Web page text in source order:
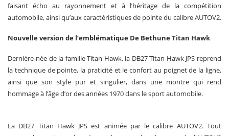
faisant écho au rayonnement et à l’héritage de la compétition
automobile, ainsi qu’aux caractéristiques de pointe du calibre AUTOV2.
Nouvelle version de l’emblématique De Bethune Titan Hawk
Dernière-née de la famille Titan Hawk, la DB27 Titan Hawk JPS reprend
la technique de pointe, la praticité et le confort au poignet de la ligne,
ainsi que son style pur et singulier, dans une montre qui rend
hommage à l’âge d’or des années 1970 dans le sport automobile.
La DB27 Titan Hawk JPS est animée par le calibre AUTOV2. Tout